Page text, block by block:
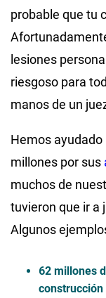
probable que tu
lesiones
riesgoso para
manos de un
Hemos
millones por sus
muchos de
tuvieron que ir a
Algunos
62 millones